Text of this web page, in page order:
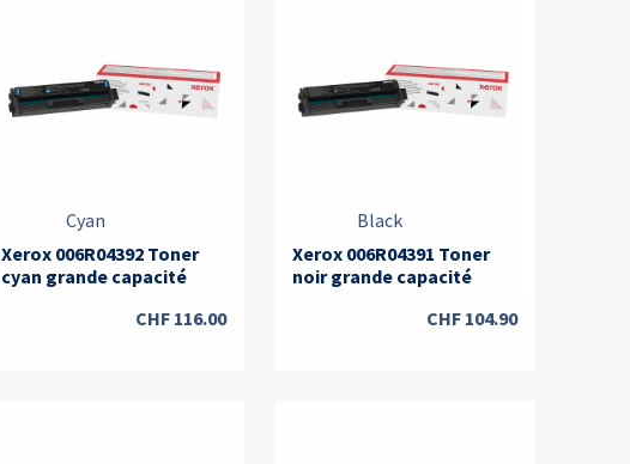
Cyan
Xerox 006R04392 Toner
cyan grande capacité
CHF 116.00
Black
Xerox 006R04391 Toner
noir grande capacité
CHF104.90